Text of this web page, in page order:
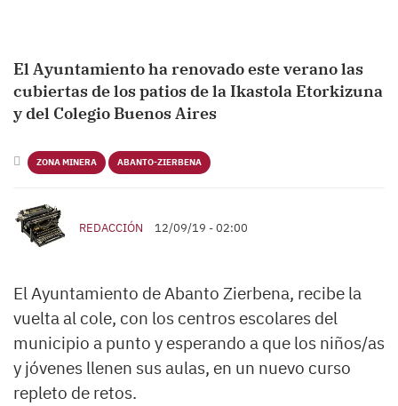
El Ayuntamiento ha renovado este verano las
cubiertas de los patios de la Ikastola Etorkizuna
y del Colegio Buenos Aires
ZONA MINERA ABANTO-ZIERBENA
REDACCIÓN 12/09/19 - 02:00
El Ayuntamiento de Abanto Zierbena, recibe la
vuelta al cole, con los centros escolares del
municipio a punto y esperando a que los niños/as
y jóvenes llenen sus aulas, en un nuevo curso
repleto de retos.